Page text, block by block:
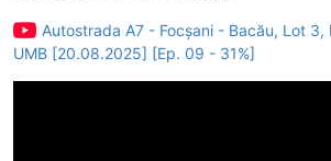
Autostrada A7 - Focșani - Bacău, Lot 3,
UMB [20.08.2025] [Ep. 09 - 31%]